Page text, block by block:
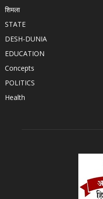
शिमला
STATE
DESH-DUNIA
EDUCATION
Concepts
POLITICS
Health